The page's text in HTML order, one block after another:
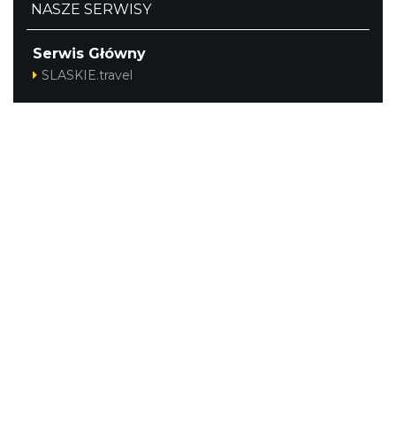
NASZE SERWISY
Serwis Główny
SLASKIE.travel